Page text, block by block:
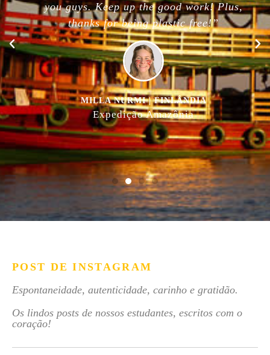
you guys. Keep up the good work! Plus,
thanks for being plastic free!”
MILLA NURMI | FINLÂNDIA
Expedição Amazônia
POST DE INSTAGRAM
Espontaneidade, autenticidade, carinho e gratidão.
Os lindos posts de nossos estudantes, escritos com o
coração!